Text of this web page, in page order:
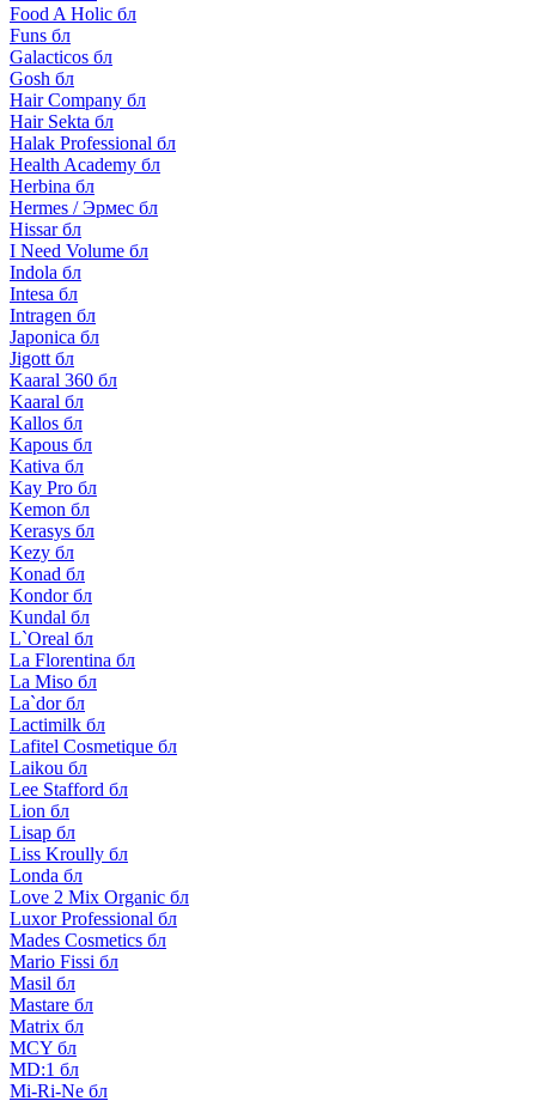
Food A Holic бл
Funs бл
Galacticos бл
Gosh бл
Hair Company бл
Hair Sekta бл
Halak Professional бл
Health Academy бл
Herbina бл
Hermes / Эрмес бл
Hissar бл
I Need Volume бл
Indola бл
Intesa бл
Intragen бл
Japonica бл
Jigott бл
Kaaral 360 бл
Kaaral бл
Kallos бл
Kapous бл
Kativa бл
Kay Pro бл
Kemon бл
Kerasys бл
Kezy бл
Konad бл
Kondor бл
Kundal бл
L`Oreal бл
La Florentina бл
La Miso бл
La`dor бл
Lactimilk бл
Lafitel Cosmetique бл
Laikou бл
Lee Stafford бл
Lion бл
Lisap бл
Liss Kroully бл
Londa бл
Love 2 Mix Organic бл
Luxor Professional бл
Mades Cosmetics бл
Mario Fissi бл
Masil бл
Mastare бл
Matrix бл
MCY бл
MD:1 бл
Mi-Ri-Ne бл